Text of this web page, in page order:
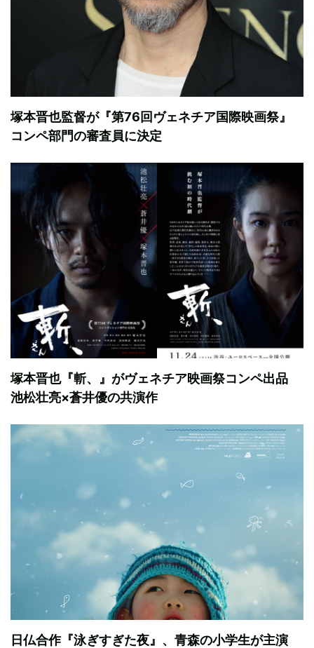
塚本晋也監督が『第76回ヴェネチア国際映画祭』
コンペ部門の審査員に決定
塚本晋也『斬、』がヴェネチア映画祭コンペ出品
池松壮亮×蒼井優の共演作
日仏合作『泳ぎすぎた夜』、青森の小学生が主演